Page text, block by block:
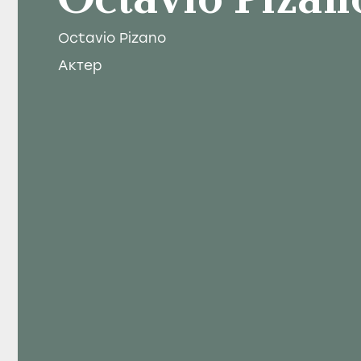
Octavio Pizano
Актер